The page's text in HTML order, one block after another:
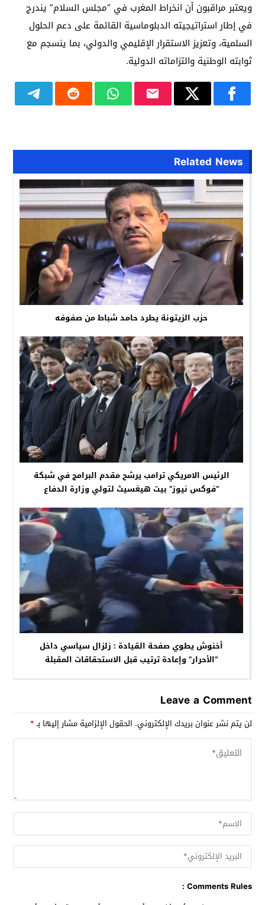
ويعتبر مراقبون أن انخراط المغرب في “مجلس السلام” يندرج
في إطار استراتيجيته الدبلوماسية القائمة على دعم الحلول
السلمية، وتعزيز الاستقرار الإقليمي والدولي، بما ينسجم مع
ثوابته الوطنية والتزاماته الدولية.
Related News
حزب الزيتونة يطرد حامد شباط من صفوفه
الرئيس الامريكي ترامب يرشح مقدم البرامج في شبكة
“فوكس نيوز” بيت هيغسيث لتولي وزارة الدفاع
أخنوش يطوي صفحة القيادة : زلزال سياسي داخل
“الأحرار” وإعادة ترتيب قبل الاستحقاقات المقبلة
Leave a Comment
لن يتم نشر عنوان بريدك الإلكتروني. الحقول الإلزامية مشار إليها بـ*
Comments Rules :